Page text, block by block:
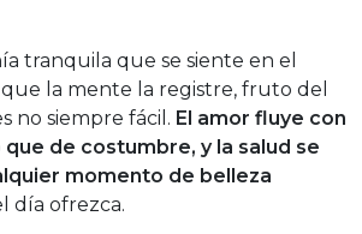
tranquila que se siente en el
la mente la registre, fruto del
no siempre fácil. El amor fluye con
de costumbre, y la salud se
momento de belleza
día ofrezca.